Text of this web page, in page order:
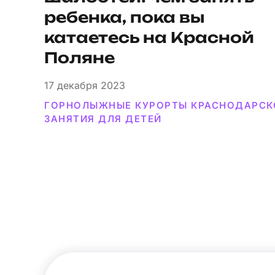
ребенка, пока вы
катаетесь на Красной
Поляне
17 декабря 2023
ГОРНОЛЫЖНЫЕ КУРОРТЫ
ЗАНЯТИЯ ДЛЯ ДЕТЕЙ